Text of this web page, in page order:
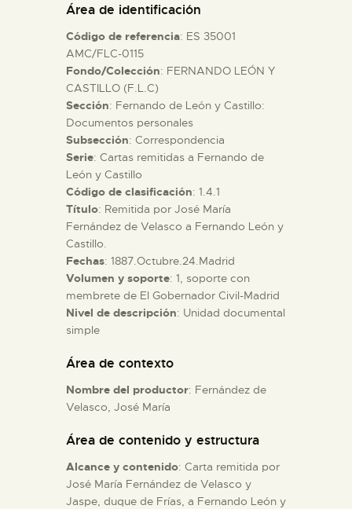
ACTIVIDADES
█
EL MUSEO
COLECCIONES
DIDÁCTICA
ESPAÑOL
Área de identificación
Código de referencia: ES 35001
AMC/FLC-0115
Fondo/Colección: FERNANDO LEÓN Y
CASTILLO (F.L.C)
Sección: Fernando de León y Castillo:
Documentos personales
Subsección: Correspondencia
Serie: Cartas remitidas a Fernando de
León y Castillo
Código de clasificación: 1.4.1
Título: Remitida por José María
Fernández de Velasco a Fernando León y
Castillo.
Fechas: 1887.Octubre.24.Madrid
Volumen y soporte: 1, soporte con
membrete de El Gobernador Civil-Madrid
Nivel de descripción: Unidad documental
simple
Área de contexto
Nombre del productor: Fernández de
Velasco, José María
Área de contenido y estructura
Alcance y contenido: Carta remitida por
José María Fernández de Velasco y
Jaspe, duque de Frías, a Fernando León y